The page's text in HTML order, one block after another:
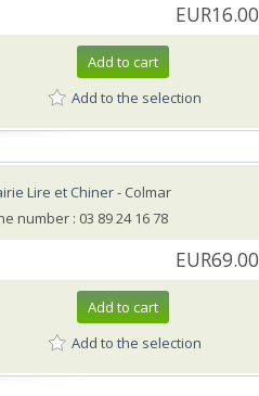
EUR16.00
Add to cart
Add to the selection
Lire et Chiner- Colmar
number : 03 89 24 16 78
EUR69.00
Add to cart
Add to the selection